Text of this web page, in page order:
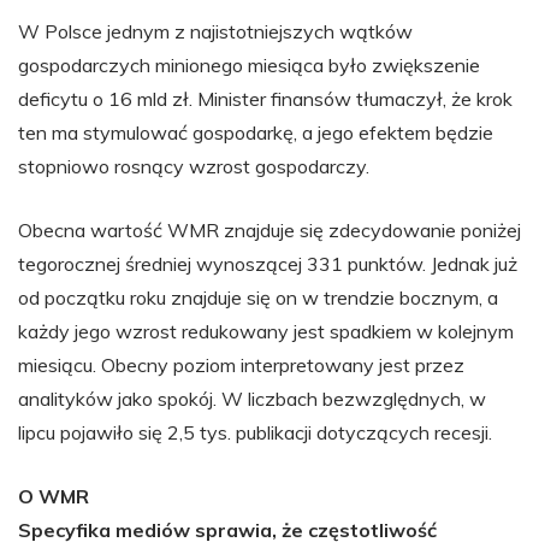
W Polsce jednym z najistotniejszych wątków
gospodarczych minionego miesiąca było zwiększenie
deficytu o 16 mld zł. Minister finansów tłumaczył, że krok
ten ma stymulować gospodarkę, a jego efektem będzie
stopniowo rosnący wzrost gospodarczy.
Obecna wartość WMR znajduje się zdecydowanie poniżej
tegorocznej średniej wynoszącej 331 punktów. Jednak już
od początku roku znajduje się on w trendzie bocznym, a
każdy jego wzrost redukowany jest spadkiem w kolejnym
miesiącu. Obecny poziom interpretowany jest przez
analityków jako spokój. W liczbach bezwzględnych, w
lipcu pojawiło się 2,5 tys. publikacji dotyczących recesji.
O WMR
Specyfika mediów sprawia, że częstotliwość